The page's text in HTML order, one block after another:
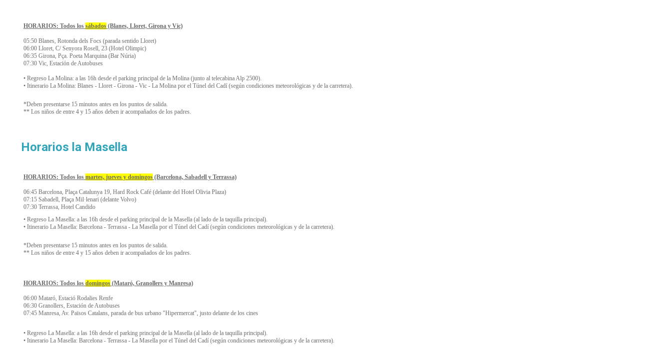
HORARIOS: Todos los sábados (Blanes, Lloret, Girona y Vic)
05:50 Blanes, Rotonda dels Focs (parada sentido Lloret)
06:00 Lloret, C/ Senyora Rosell, 23 (Hotel Olimpic)
06:35 Girona, Pça. Poeta Marquina (Bar Núria)
07:30 Vic, Estación de Autobuses
• Regreso La Molina: a las 16h desde el parking principal de la Molina (junto al telecabina Alp 2500).
• Itinerario La Molina: Blanes - Lloret - Girona - Vic - La Molina por el Túnel del Cadí (según condiciones meteorológicas y de la carretera).
*Deben presentarse 15 minutos antes en los puntos de salida.
** Los niños de entre 4 y 15 años deben ir acompañados de los padres.
Horarios la Masella
HORARIOS: Todos los martes, jueves y domingos (Barcelona, Sabadell y Terrassa)
06:45 Barcelona, Plaça Catalunya 19, Hard Rock Café (delante del Hotel Olivia Plaza)
07:15 Sabadell, Plaça Mil·lenari (delante Volvo)
07:30 Terrassa, Hotel Candido
• Regreso La Masella: a las 16h desde el parking principal de la Masella (al lado de la taquilla principal).
• Itinerario La Masella: Barcelona - Terrassa - La Masella por el Túnel del Cadí (según condiciones meteorológicas y de la carretera).
*Deben presentarse 15 minutos antes en los puntos de salida.
** Los niños de entre 4 y 15 años deben ir acompañados de los padres.
HORARIOS: Todos los domingos (Mataró, Granollers y Manresa)
06:00 Mataró, Estació Rodalies Renfe
06:30 Granollers, Estación de Autobuses
07:45 Manresa, Av. Països Catalans, parada de bus urbano "Hipermercat", justo delante de los cines
• Regreso La Masella: a las 16h desde el parking principal de la Masella (al lado de la taquilla principal).
• Itinerario La Masella: Barcelona - Terrassa - La Masella por el Túnel del Cadí (según condiciones meteorológicas y de la carretera).